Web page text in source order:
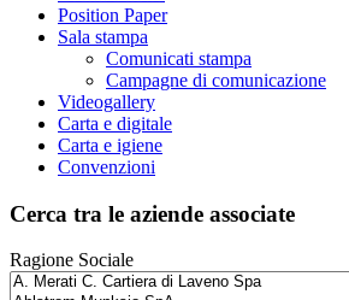
Position Paper
Sala stampa
Comunicati stampa
Campagne di comunicazione
Videogallery
Carta e digitale
Carta e igiene
Convenzioni
Cerca tra le aziende associate
Ragione Sociale